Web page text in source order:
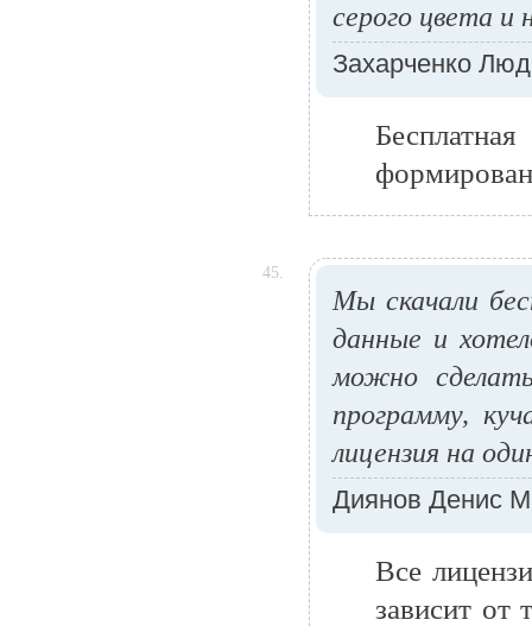
серого цвета и
Захарченко
45.
Мы скачали
данные и
можно
программу,
лицензия на
Диянов Денис
Все
зависит от